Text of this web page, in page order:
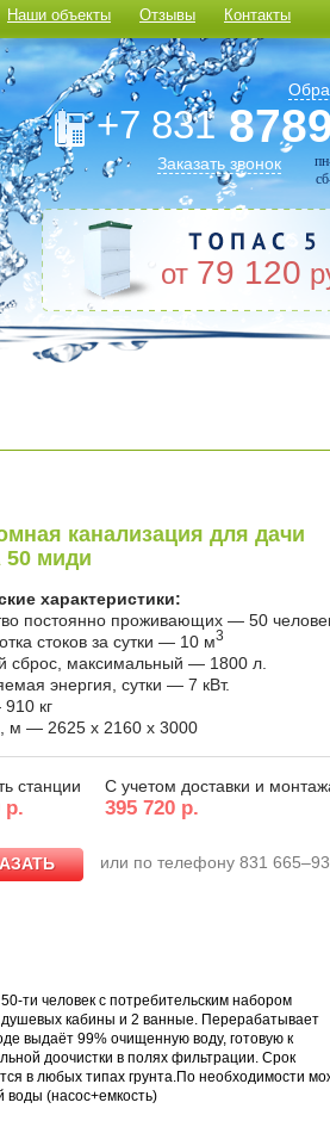
Наши объекты Отзывы Контакты
+7 831
Заказать звонок
от 79 120
канализация для дачи
миди
характеристики:
постоянно проживающих — 50
стоков за сутки — 10 м3
сброс, максимальный — 1800 л.
энергия, сутки — 7 кВт.
кг
м — 2625 x 2160 x 3000
станции С учетом доставки и
р. 395 720 р.
или по телефону 831
ти человек с потребительским набором
душевых кабины и 2 ванные. Перерабатывает
выдаёт 99% очищенную воду, готовую к
доочистки в полях фильтрации. Срок
в любых типах грунта.По необходимости
(насос+емкость)